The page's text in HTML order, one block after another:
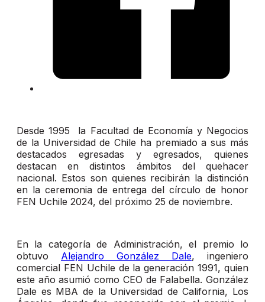
Desde 1995 la Facultad de Economía y Negocios
de la Universidad de Chile ha premiado a sus más
destacados egresadas y egresados, quienes
destacan en distintos ámbitos del quehacer
nacional. Estos son quienes recibirán la distinción
en la ceremonia de entrega del círculo de honor
FEN Uchile 2024, del próximo 25 de noviembre.
En la categoría de Administración, el premio lo
obtuvo Alejandro González Dale, ingeniero
comercial FEN Uchile de la generación 1991, quien
este año asumió como CEO de Falabella. González
Dale es MBA de la Universidad de California, Los